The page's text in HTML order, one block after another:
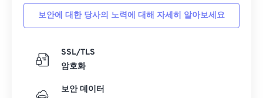
보안에 대한 당사의 노력에 대해 자세히 알아보세요
SSL/TLS
암호화
보안 데이터